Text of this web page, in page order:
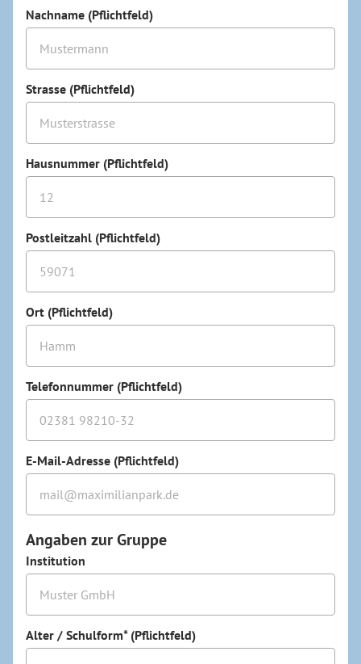
Nachname (Pflichtfeld)
Strasse (Pflichtfeld)
Hausnummer (Pflichtfeld)
Postleitzahl (Pflichtfeld)
Ort (Pflichtfeld)
Telefonnummer (Pflichtfeld)
E-Mail-Adresse (Pflichtfeld)
Angaben zur Gruppe
Institution
Alter / Schulform* (Pflichtfeld)